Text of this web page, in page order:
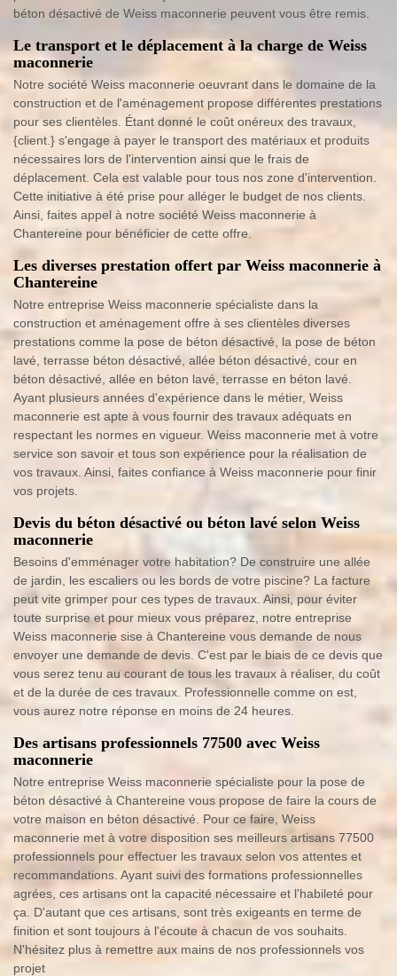
béton désactivé de Weiss maconnerie peuvent vous être remis.
Le transport et le déplacement à la charge de Weiss
maconnerie
Notre société Weiss maconnerie oeuvrant dans le domaine de la
construction et de l'aménagement propose différentes prestations
pour ses clientèles. Étant donné le coût onéreux des travaux,
{client.} s'engage à payer le transport des matériaux et produits
nécessaires lors de l'intervention ainsi que le frais de
déplacement. Cela est valable pour tous nos zone d'intervention.
Cette initiative à été prise pour alléger le budget de nos clients.
Ainsi, faites appel à notre société Weiss maconnerie à
Chantereine pour bénéficier de cette offre.
Les diverses prestation offert par Weiss maconnerie à
Chantereine
Notre entreprise Weiss maconnerie spécialiste dans la
construction et aménagement offre à ses clientèles diverses
prestations comme la pose de béton désactivé, la pose de béton
lavé, terrasse béton désactivé, allée béton désactivé, cour en
béton désactivé, allée en béton lavé, terrasse en béton lavé.
Ayant plusieurs années d'expérience dans le métier, Weiss
maconnerie est apte à vous fournir des travaux adéquats en
respectant les normes en vigueur. Weiss maconnerie met à votre
service son savoir et tous son expérience pour la réalisation de
vos travaux. Ainsi, faites confiance à Weiss maconnerie pour finir
vos projets.
Devis du béton désactivé ou béton lavé selon Weiss
maconnerie
Besoins d'emménager votre habitation? De construire une allée
de jardin, les escaliers ou les bords de votre piscine? La facture
peut vite grimper pour ces types de travaux. Ainsi, pour éviter
toute surprise et pour mieux vous préparez, notre entreprise
Weiss maconnerie sise à Chantereine vous demande de nous
envoyer une demande de devis. C'est par le biais de ce devis que
vous serez tenu au courant de tous les travaux à réaliser, du coût
et de la durée de ces travaux. Professionnelle comme on est,
vous aurez notre réponse en moins de 24 heures.
Des artisans professionnels 77500 avec Weiss
maconnerie
Notre entreprise Weiss maconnerie spécialiste pour la pose de
béton désactivé à Chantereine vous propose de faire la cours de
votre maison en béton désactivé. Pour ce faire, Weiss
maconnerie met à votre disposition ses meilleurs artisans 77500
professionnels pour effectuer les travaux selon vos attentes et
recommandations. Ayant suivi des formations professionnelles
agrées, ces artisans ont la capacité nécessaire et l'habileté pour
ça. D'autant que ces artisans, sont très exigeants en terme de
finition et sont toujours à l'écoute à chacun de vos souhaits.
N'hésitez plus à remettre aux mains de nos professionnels vos
projet